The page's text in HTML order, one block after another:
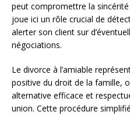
peut compromettre la
joue ici un rôle crucial de
alerter son client sur
négociations.
Le divorce à l’amiable
positive du droit de la famille,
alternative efficace et
union. Cette procédure